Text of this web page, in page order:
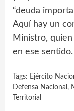
“deuda
Aquí hay un
Ministro,
en ese sentido.
Tags: Ejército
Defensa Nacional ,
Territorial